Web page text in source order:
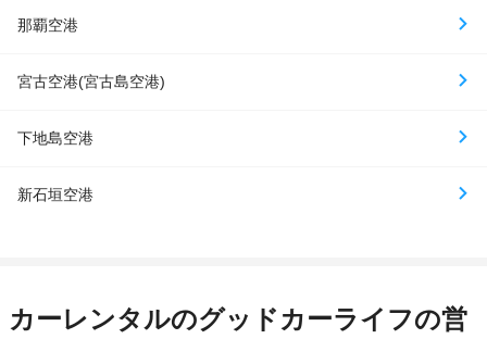
那覇空港
宮古空港(宮古島空港)
下地島空港
新石垣空港
カーレンタルのグッドカーライフの営